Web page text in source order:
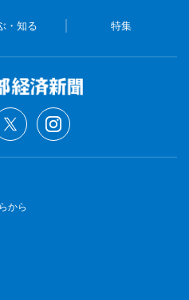
・知る 特集
から